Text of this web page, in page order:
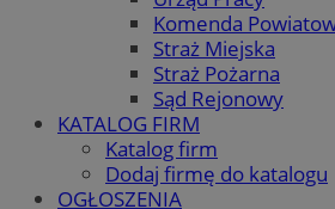
Komenda
Straż Miejska
Straż Pożarna
Sąd Rejonowy
KATALOG FIRM
Katalog firm
Dodaj firmę do katalogu
OGŁOSZENIA